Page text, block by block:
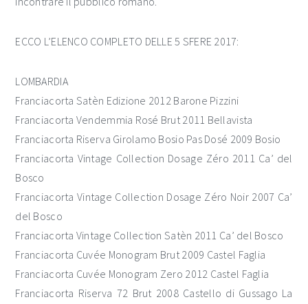
ECCO L’ELENCO COMPLETO DELLE 5 SFERE 2017:
LOMBARDIA
Franciacorta Satèn Edizione 2012 Barone Pizzini
Franciacorta Vendemmia Rosé Brut 2011 Bellavista
Franciacorta Riserva Girolamo Bosio Pas Dosé 2009 Bosio
Franciacorta Vintage Collection Dosage Zéro 2011 Ca’ del
Bosco
Franciacorta Vintage Collection Dosage Zéro Noir 2007 Ca’
del Bosco
Franciacorta Vintage Collection Satèn 2011 Ca’ del Bosco
Franciacorta Cuvée Monogram Brut 2009 Castel Faglia
Franciacorta Cuvée Monogram Zero 2012 Castel Faglia
Franciacorta Riserva 72 Brut 2008 Castello di Gussago La